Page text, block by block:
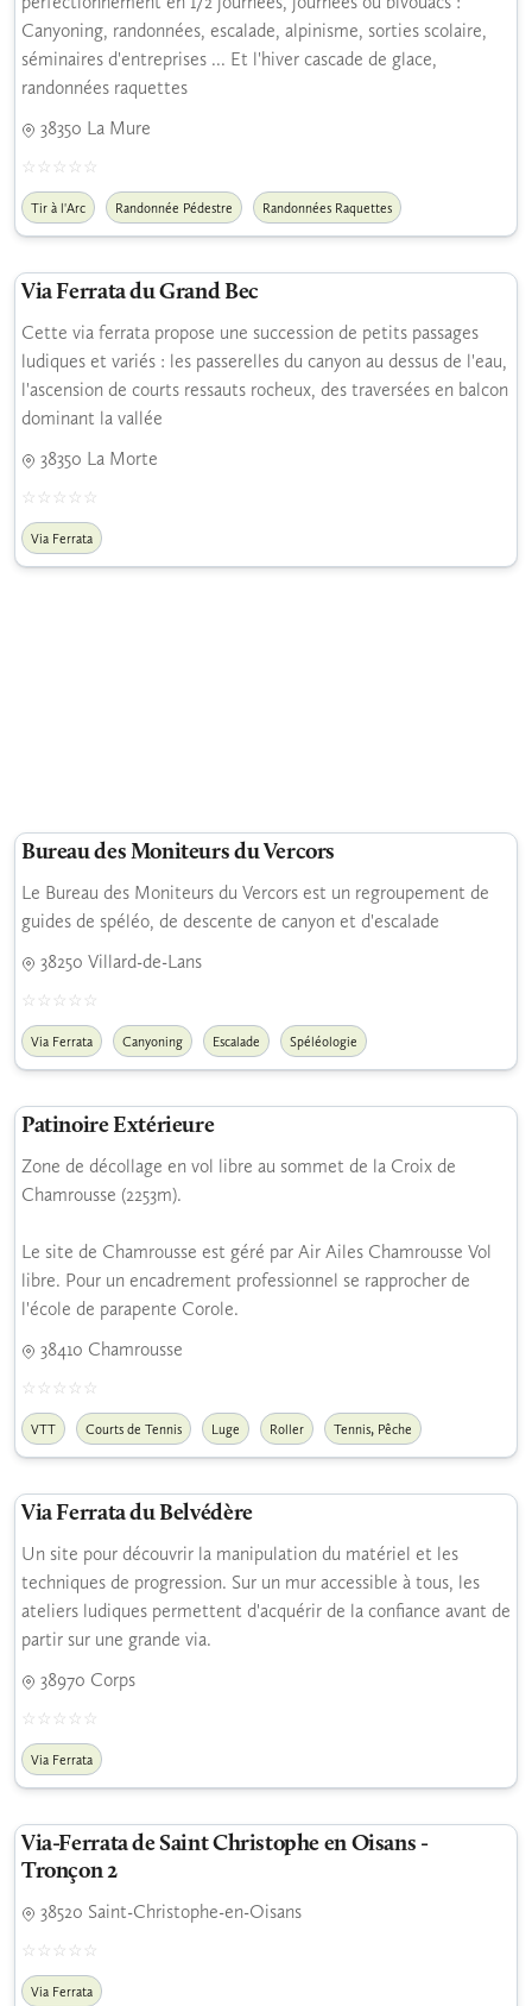
Canyoning, randonnées, escalade, alpinisme, sorties scolaire,
séminaires d'entreprises ... Et l'hiver cascade de glace,
randonnées raquettes
38350 La Mure
Tir à l'Arc Randonnée Pédestre Randonnées Raquettes
Via Ferrata du Grand Bec
Cette via ferrata propose une succession de petits passages
ludiques et variés : les passerelles du canyon au dessus de l'eau,
l'ascension de courts ressauts rocheux, des traversées en balcon
dominant la vallée
38350 La Morte
Via Ferrata
Bureau des Moniteurs du Vercors
Le Bureau des Moniteurs du Vercors est un regroupement de
guides de spéléo, de descente de canyon et d'escalade
38250 Villard-de-Lans
Via Ferrata Canyoning Escalade Spéléologie
Patinoire Extérieure
Zone de décollage en vol libre au sommet de la Croix de
Chamrousse (2253m).
Le site de Chamrousse est géré par Air Ailes Chamrousse Vol
libre. Pour un encadrement professionnel se rapprocher de
l'école de parapente Corole.
38410 Chamrousse
VTT Courts de Tennis Luge Roller Tennis, Pêche
Via Ferrata du Belvédère
Un site pour découvrir la manipulation du matériel et les
techniques de progression. Sur un mur accessible à tous, les
ateliers ludiques permettent d'acquérir de la confiance avant de
partir sur une grande via.
38970 Corps
Via Ferrata
Via-Ferrata de Saint Christophe en Oisans -
Tronçon 2
38520 Saint-Christophe-en-Oisans
Via Ferrata